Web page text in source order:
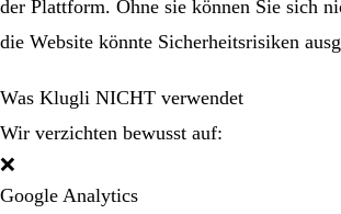
der Plattform. Ohne sie können Sie sich
die Website könnte Sicherheitsrisiken
Was Klugli NICHT verwendet
Wir verzichten bewusst auf:
❌
Google Analytics